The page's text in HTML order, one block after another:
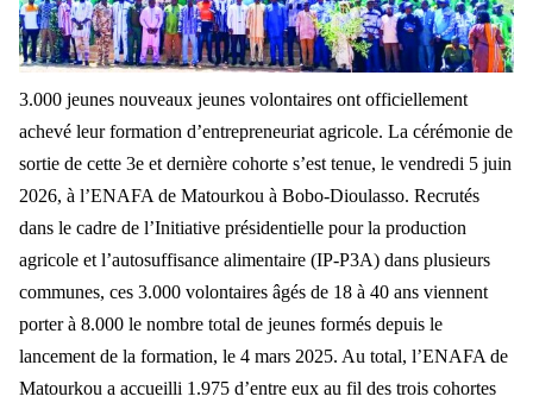
3.000 jeunes nouveaux jeunes volontaires ont officiellement
achevé leur formation d’entrepreneuriat agricole. La cérémonie de
sortie de cette 3e et dernière cohorte s’est tenue, le vendredi 5 juin
2026, à l’ENAFA de Matourkou à Bobo-Dioulasso. Recrutés
dans le cadre de l’Initiative présidentielle pour la production
agricole et l’autosuffisance alimentaire (IP-P3A) dans plusieurs
communes, ces 3.000 volontaires âgés de 18 à 40 ans viennent
porter à 8.000 le nombre total de jeunes formés depuis le
lancement de la formation, le 4 mars 2025. Au total, l’ENAFA de
Matourkou a accueilli 1.975 d’entre eux au fil des trois cohortes